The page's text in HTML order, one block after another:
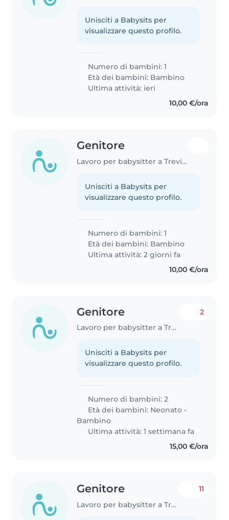
Unisciti a Babysits per
visualizzare questo profilo.
Numero di bambini: 1
Età dei bambini: Bambino
Ultima attività: ieri
10,00 €/ora
Genitore
Lavoro per babysitter a Treviso
Unisciti a Babysits per
visualizzare questo profilo.
Numero di bambini: 1
Età dei bambini: Bambino
Ultima attività: 2 giorni fa
10,00 €/ora
Genitore
Lavoro per babysitter a Treviso
2
Unisciti a Babysits per
visualizzare questo profilo.
Numero di bambini: 2
Età dei bambini: Neonato •
Bambino
Ultima attività: 1 settimana fa
15,00 €/ora
Genitore
Lavoro per babysitter a Treviso
11